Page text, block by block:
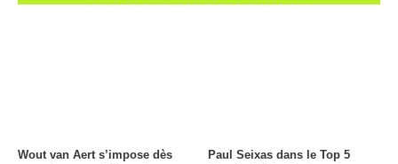
Wout van Aert s’impose dès
Paul Seixas dans le Top 5